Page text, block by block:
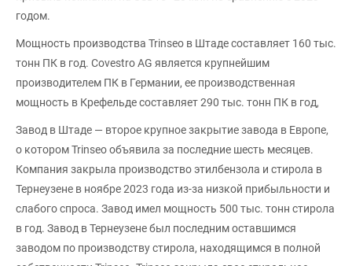
годом.
Мощность производства Trinseo в Штаде составляет 160 тыс.
тонн ПК в год. Covestro AG является крупнейшим
производителем ПК в Германии, ее производственная
мощность в Крефельде составляет 290 тыс. тонн ПК в год,
Завод в Штаде — второе крупное закрытие завода в Европе,
о котором Trinseo объявила за последние шесть месяцев.
Компания закрыла производство этилбензола и стирола в
Тернеузене в ноябре 2023 года из-за низкой прибыльности и
слабого спроса. Завод имел мощность 500 тыс. тонн стирола
в год. Завод в Тернеузене был последним оставшимся
заводом по производству стирола, находящимся в полной